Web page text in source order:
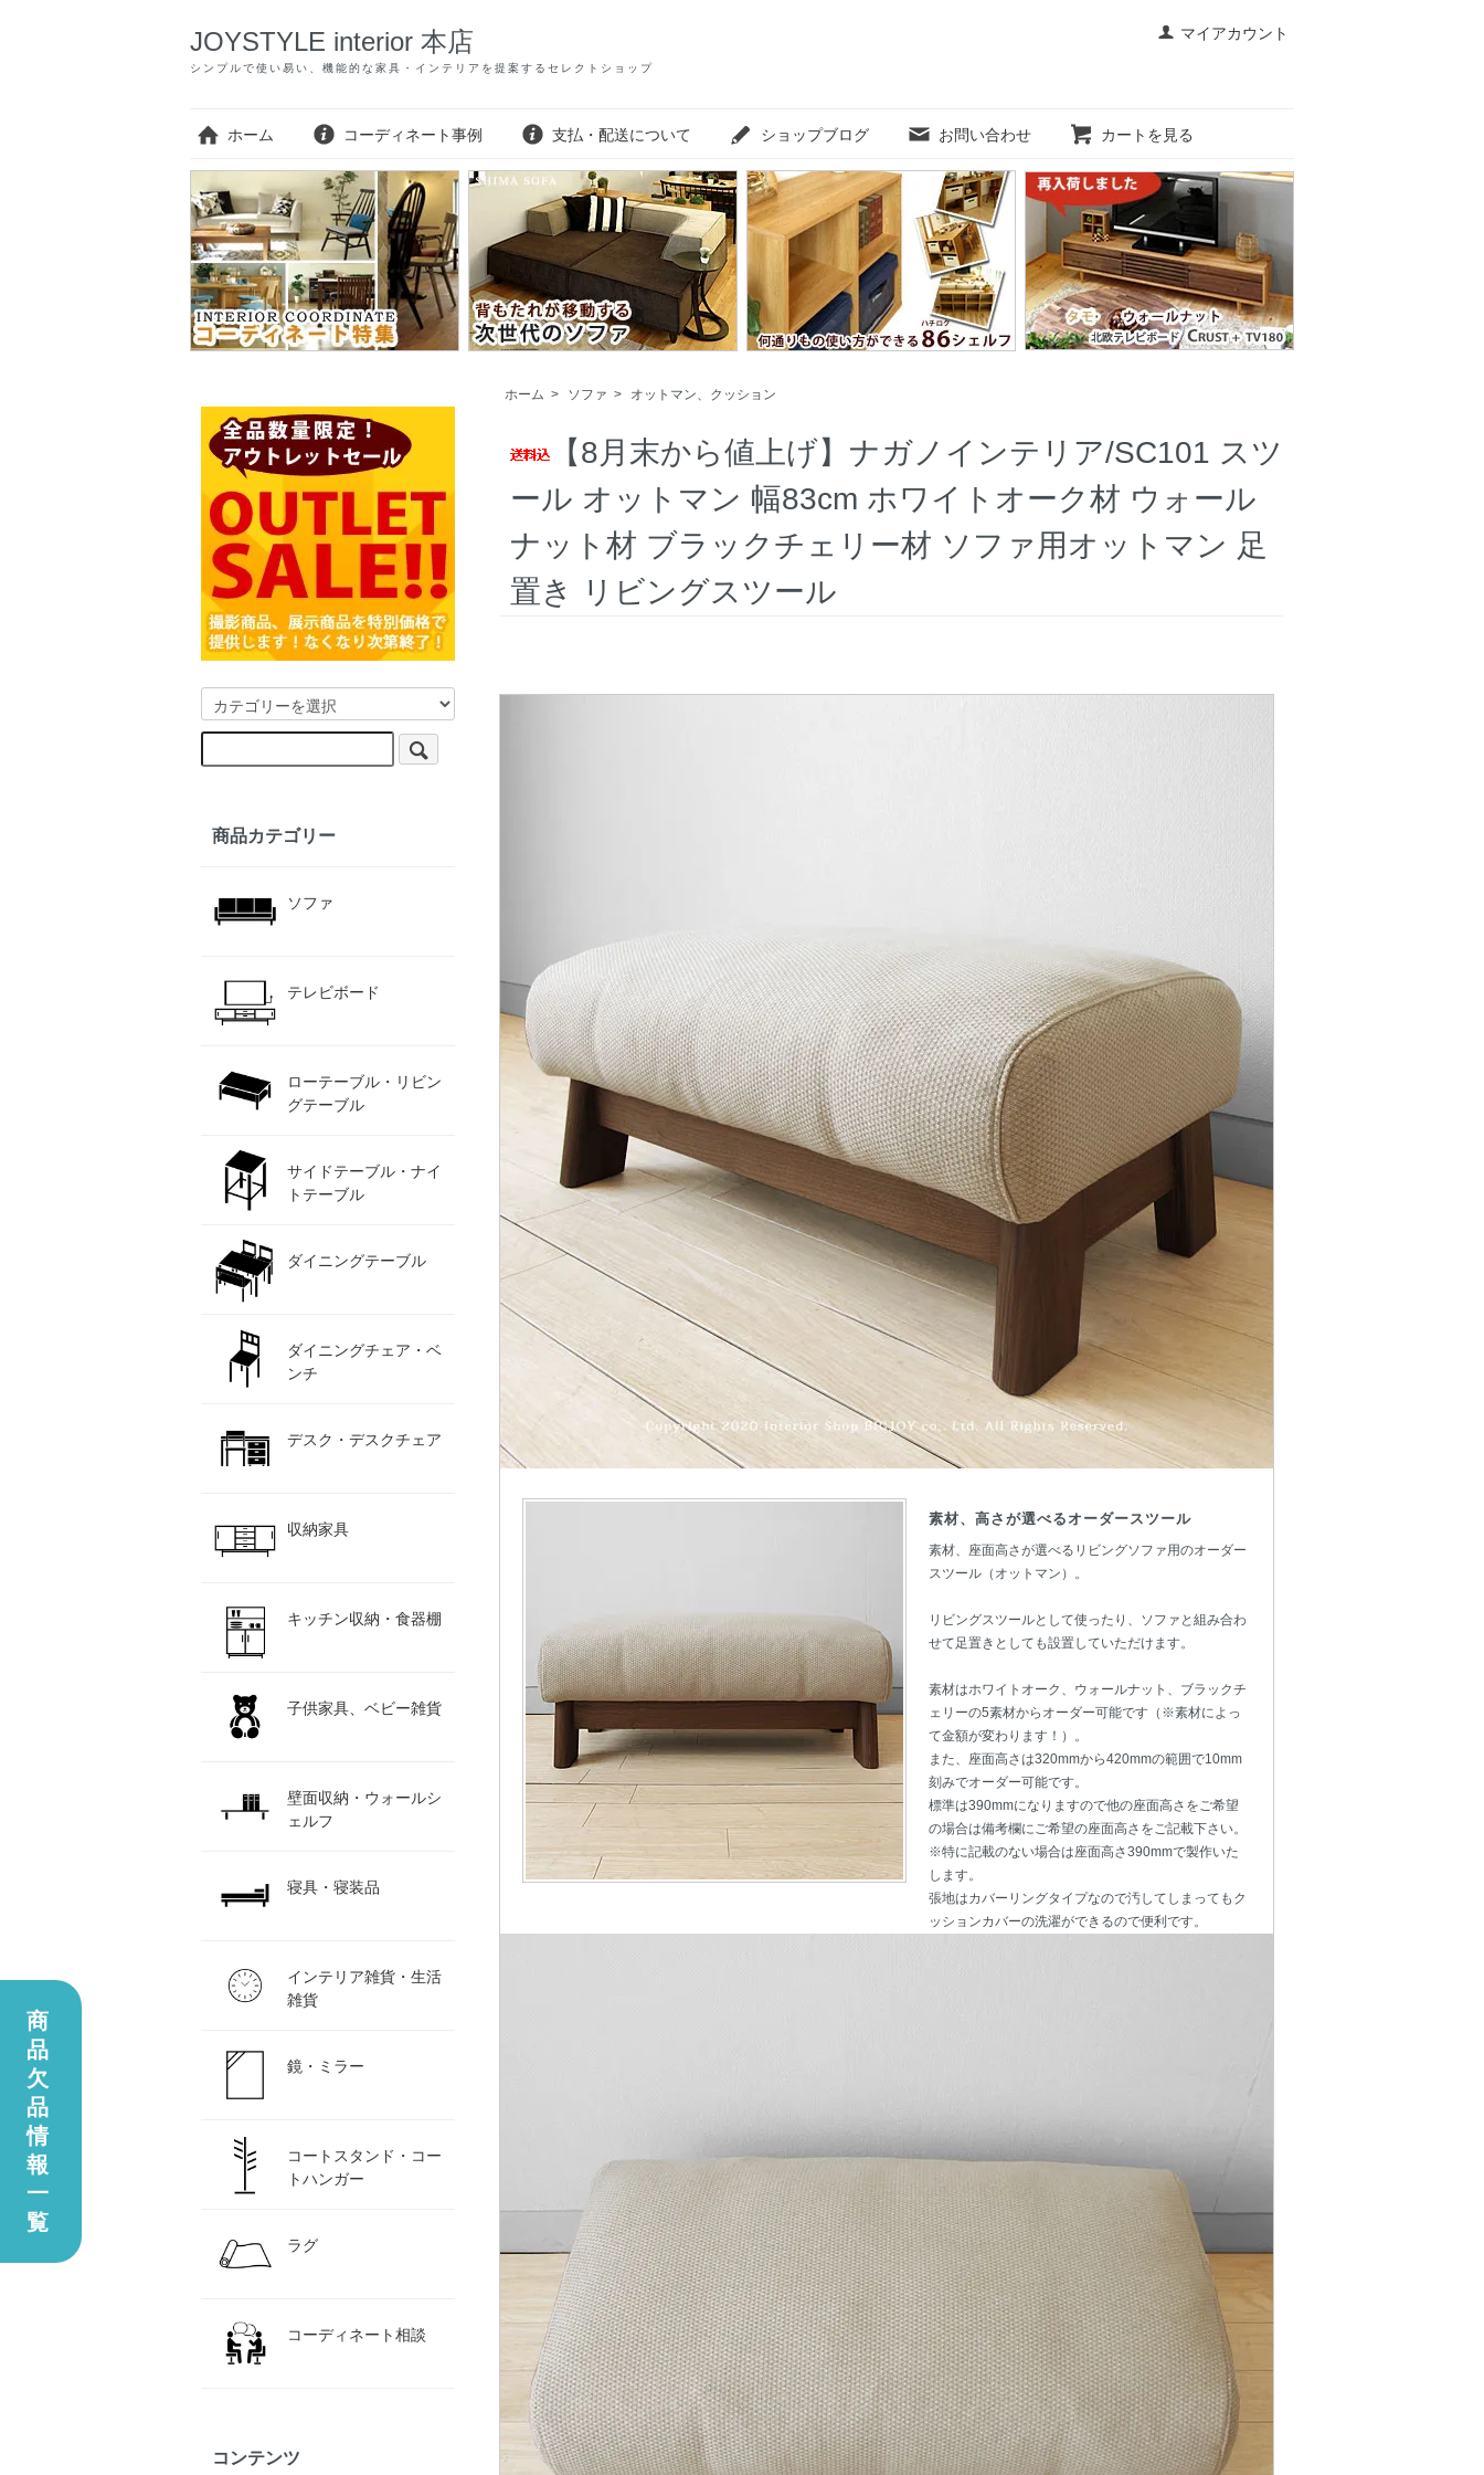
マイアカウント
JOYSTYLE interior 本店
シンプルで使い易い、機能的な家具・インテリアを提案するセレクトショップ
ホーム コーディネート事例 支払・配送について ショップブログ お問い合わせ カートを見る
ホーム > ソファ > オットマン、クッション
【8月末から値上げ】ナガノインテリア/SC101 スツ
ール オットマン 幅83cm ホワイトオーク材 ウォール
ナット材 ブラックチェリー材 ソファ用オットマン 足
置き リビングスツール
素材、高さが選べるオーダースツール
素材、座面高さが選べるリビングソファ用のオーダー
スツール（オットマン）。
リビングスツールとして使ったり、ソファと組み合わ
せて足置きとしても設置していただけます。
素材はホワイトオーク、ウォールナット、ブラックチ
ェリーの5素材からオーダー可能です（※素材によっ
て金額が変わります！）。
また、座面高さは320mmから420mmの範囲で10mm
刻みでオーダー可能です。
標準は390mmになりますので他の座面高さをご希望
の場合は備考欄にご希望の座面高さをご記載下さい。
※特に記載のない場合は座面高さ390mmで製作いた
します。
張地はカバーリングタイプなので汚してしまってもク
ッションカバーの洗濯ができるので便利です。
商品カテゴリー
ソファ
テレビボード
ローテーブル・リビン
グテーブル
サイドテーブル・ナイ
トテーブル
ダイニングテーブル
ダイニングチェア・ベ
ンチ
デスク・デスクチェア
収納家具
キッチン収納・食器棚
子供家具、ベビー雑貨
壁面収納・ウォールシ
ェルフ
寝具・寝装品
インテリア雑貨・生活
雑貨
鏡・ミラー
コートスタンド・コー
トハンガー
ラグ
コーディネート相談
コンテンツ
商
品
欠
品
情
報
一
覧